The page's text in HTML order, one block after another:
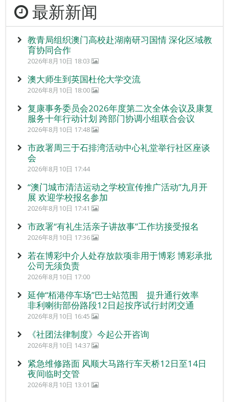
最新新闻
教青局组织澳门高校赴湖南研习国情 深化区域教
育协同合作
2026年8月10日 18:03
澳大师生到英国杜伦大学交流
2026年8月10日 18:00
复康事务委员会2026年度第二次全体会议及康复
服务十年行动计划 跨部门协调小组联合会议
2026年8月10日 17:48
市政署周三于石排湾活动中心礼堂举行社区座谈
会
2026年8月10日 17:44
“澳门城市清洁运动之学校宣传推广活动”九月开
展 欢迎学校报名参加
2026年8月10日 17:41
市政署“有礼生活亲子讲故事”工作坊接受报名
2026年8月10日 17:36
若在博彩中介人处存放款项非用于博彩 博彩承批
公司无须负责
2026年8月10日 17:00
延伸“栢港停车场”巴士站范围 提升通行效率
非利喇街部份路段12日起按序试行封闭交通
2026年8月10日 16:45
《社团法律制度》今起公开咨询
2026年8月10日 14:37
紧急维修路面 风顺大马路行车天桥12日至14日
夜间临时交管
2026年8月10日 13:01